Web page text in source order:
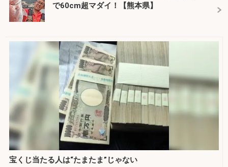
で60cm超マダイ！【熊本県】
宝くじ当たる人は“たまたま”じゃない